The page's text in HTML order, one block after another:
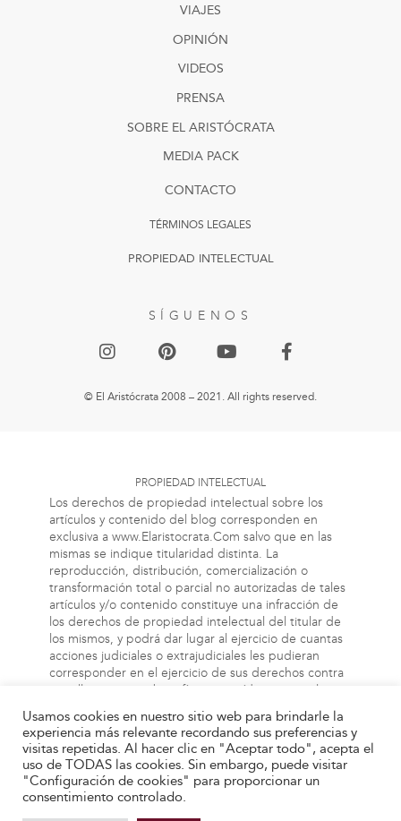
VIAJES
OPINIÓN
VIDEOS
PRENSA
SOBRE EL ARISTÓCRATA
MEDIA PACK
SÍGUENOS
© El Aristócrata 2008 – 2021. All rights reserved.
PROPIEDAD INTELECTUAL
TÉRMINOS LEGALES
CONTACTO
PROPIEDAD INTELECTUAL
Los derechos de propiedad intelectual sobre los
artículos y contenido del blog corresponden en
exclusiva a www.Elaristocrata.Com salvo que en las
mismas se indique titularidad distinta. La
reproducción, distribución, comercialización o
transformación total o parcial no autorizadas de tales
artículos y/o contenido constituye una infracción de
los derechos de propiedad intelectual del titular de
los mismos, y podrá dar lugar al ejercicio de cuantas
acciones judiciales o extrajudiciales les pudieran
corresponder en el ejercicio de sus derechos contra
aquellas personas bien físicas o jurídicas que vulneren
o perjudiquen los referidos derechos. Asimismo, la
información a la cual el usuario puede acceder a
través de este blog, puede estar protegida por
derechos de propiedad industrial, intelectual o de
otra índole. El propietario de este blog no será
responsable en ningún caso y bajo ningún concepto
Usamos cookies en nuestro sitio web para brindarle la
experiencia más relevante recordando sus preferencias y
visitas repetidas. Al hacer clic en "Aceptar todo", acepta el
uso de TODAS las cookies. Sin embargo, puede visitar
"Configuración de cookies" para proporcionar un
consentimiento controlado.